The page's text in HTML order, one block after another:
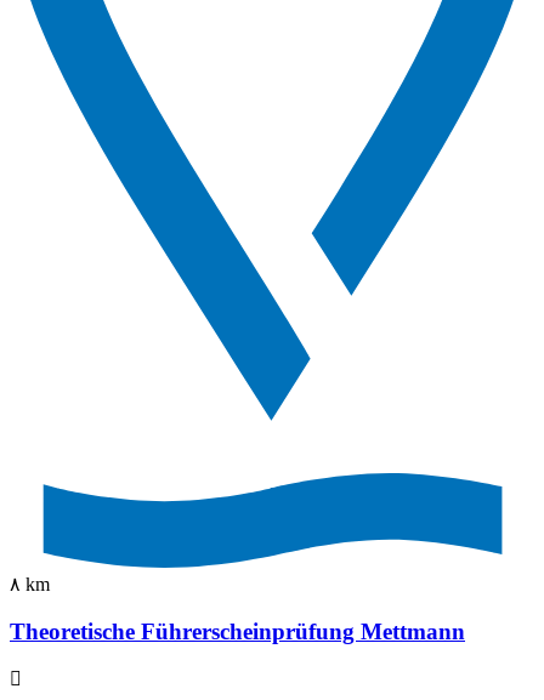
٨ km
Theoretische Führerscheinprüfung Mettmann